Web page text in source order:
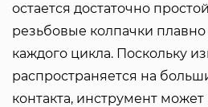
остается достаточно
резьбовые колпачки
каждого цикла. Поскольку
распространяется на
контакта, инструмент